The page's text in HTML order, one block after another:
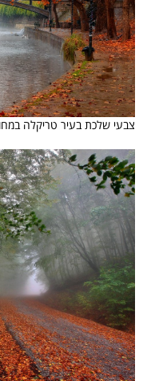
צבעי שלכת בעיר טריקלה